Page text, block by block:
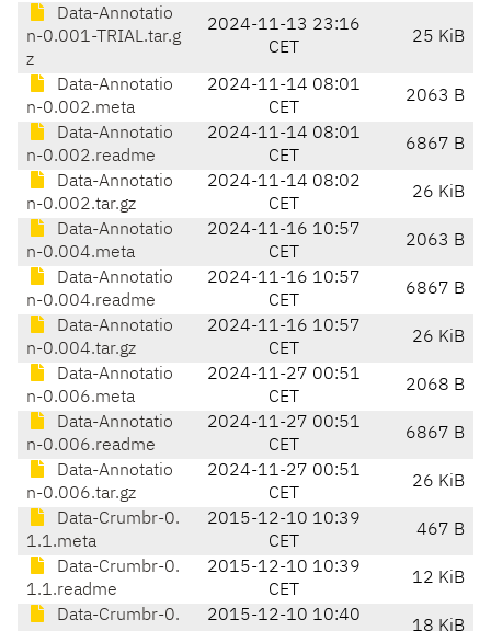
Data-Annotatio
n-0.001-TRIAL.tar.g
z
2024-11-13 23:16
CET
25 KiB
Data-Annotatio
n-0.002.meta
2024-11-14 08:01
CET
2063 B
Data-Annotatio
n-0.002.readme
2024-11-14 08:01
CET
6867 B
Data-Annotatio
n-0.002.tar.gz
2024-11-14 08:02
CET
26 KiB
Data-Annotatio
n-0.004.meta
2024-11-16 10:57
CET
2063 B
Data-Annotatio
n-0.004.readme
2024-11-16 10:57
CET
6867 B
Data-Annotatio
n-0.004.tar.gz
2024-11-16 10:57
CET
26 KiB
Data-Annotatio
n-0.006.meta
2024-11-27 00:51
CET
2068 B
Data-Annotatio
n-0.006.readme
2024-11-27 00:51
CET
6867 B
Data-Annotatio
n-0.006.tar.gz
2024-11-27 00:51
CET
26 KiB
Data-Crumbr-0.
1.1.meta
2015-12-10 10:39
CET
467 B
Data-Crumbr-0.
1.1.readme
2015-12-10 10:39
CET
12 KiB
Data-Crumbr-0.
2015-12-10 10:40
18 KiB